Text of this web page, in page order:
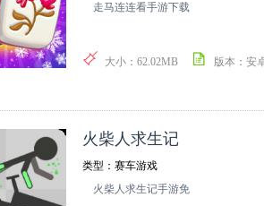
走马连连看手游下载
大小：62.02MB 版本：安
火柴人求生记
类型：赛车游戏
火柴人求生记手游免